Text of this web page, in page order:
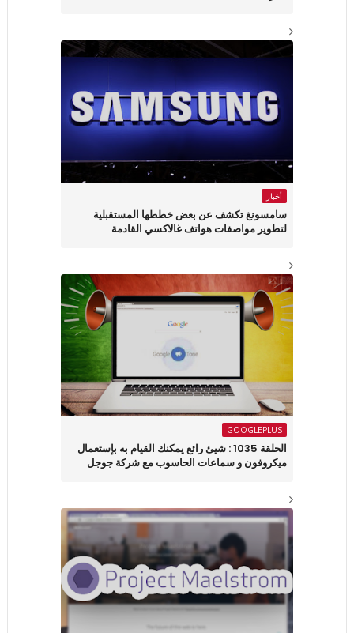
أخبار
سامسونغ تكشف عن بعض خططها المستقبلية
لتطوير مواصفات هواتف غالاكسي القادمة
GOOGLEPLUS
الحلقة 1035 : شيئ رائع يمكنك القيام به بإستعمال
ميكروفون و سماعات الحاسوب مع شركة جوجل